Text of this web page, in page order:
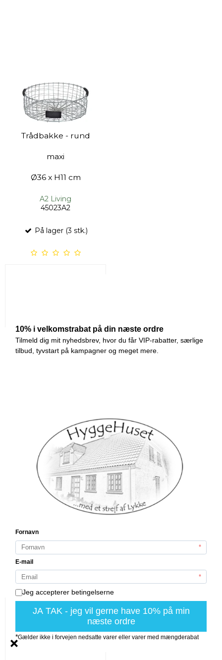
Trådbakke - rund
maxi
Ø36 x H11 cm
A2 Living
45023A2
På lager (3 stk.)
Trådbakke - rund
mega
Ø40 x H13 cm
45024A2
På lager (5 stk.)
289,00 DKK
VIS PRODUKT